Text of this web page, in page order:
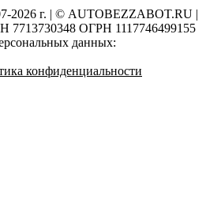
2026 г. | © AUTOBEZZABOT.RU |
ОГРН 1117746499155
данных:
конфиденциальности